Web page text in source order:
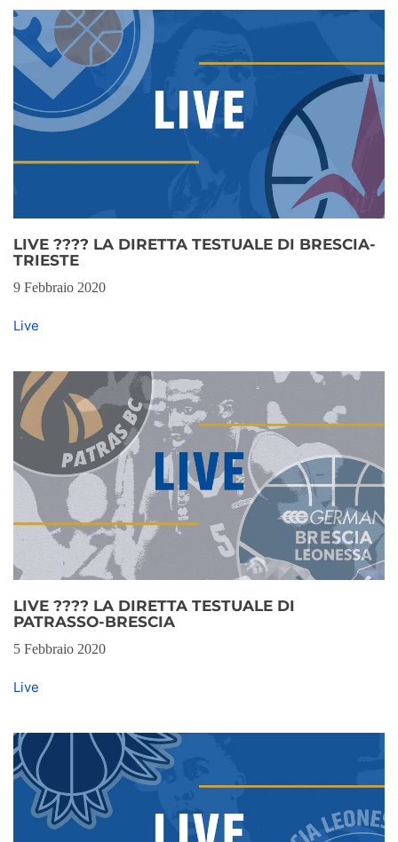
LIVE ???? LA DIRETTA TESTUALE DI BRESCIA-
TRIESTE
9 Febbraio 2020
Live
LIVE ???? LA DIRETTA TESTUALE DI
PATRASSO-BRESCIA
5 Febbraio 2020
Live